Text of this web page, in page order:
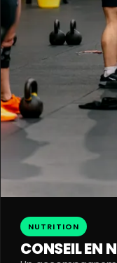
NUTRITION
CONSEIL EN